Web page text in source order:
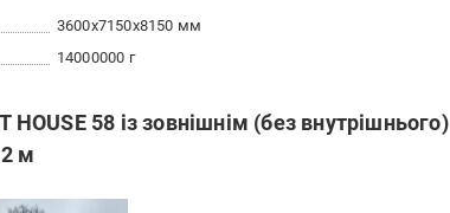
3600x7150x8150 мм
14000000 г
58 із зовнішнім (без внутрішнього)
м